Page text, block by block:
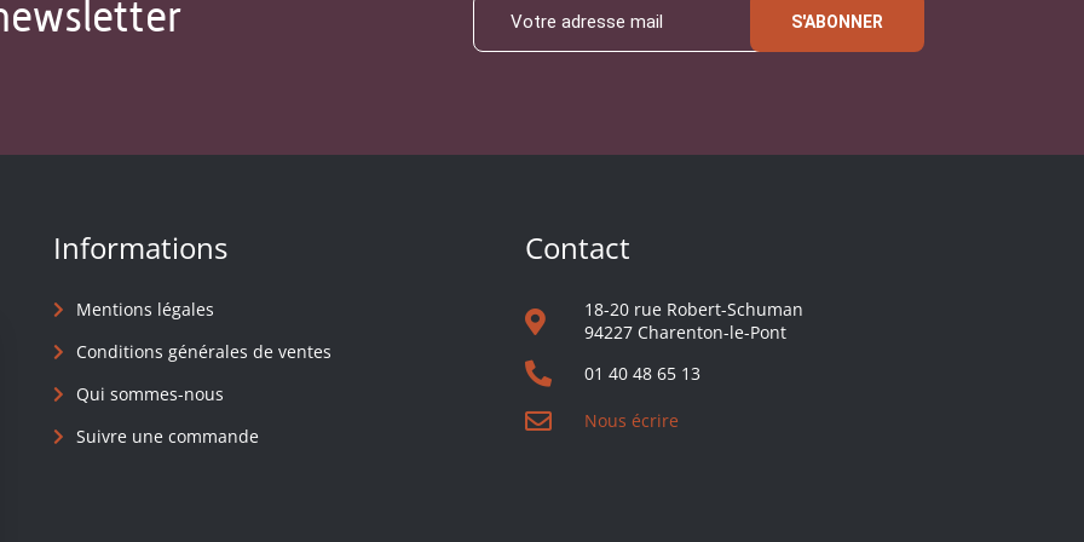
S'ABONNER
Informations
Mentions légales
Conditions générales de ventes
Qui sommes-nous
Suivre une commande
Contact
18-20 rue Robert-Schuman
94227 Charenton-le-Pont
01 40 48 65 13
Nous écrire